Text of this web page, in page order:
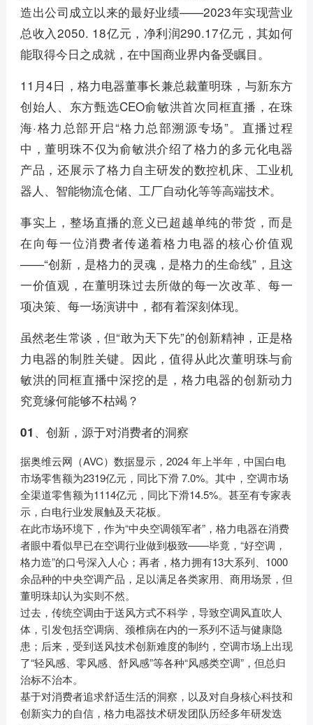
造出公司成立以来的最好业绩——2023年实现营业
总收入2050. 18亿元，净利润290.17亿元，其如何
能取得今日之成就，在中国商业界内备受瞩目。
11月4日，格力电器董事长兼总裁董明珠，与新东方
创始人、东方甄选CEO俞敏洪首次同框直播，在珠
海·格力总部开启“格力总部溯源专场”。直播过程
中，董明珠不仅为俞敏洪介绍了格力的多元化电器
产品，还展示了格力自主研发的数控机床、工业机
器人、智能物流仓储、工厂自动化等等高端技术。
事实上，整场直播的意义已超越单纯的带货，而是
在向每一位消费者传递着格力电器的核心价值观
——“创新，是格力的灵魂，是格力的生命线”，且这
一价值观，在董明珠过去所做的每一次改革、每一
项决策、每一场演讲中，都有着深刻体现。
虽然老生常谈，但“敢为天下先”的创新精神，正是格
力电器的制胜关键。因此，值得从此次董明珠与俞
敏洪的同框直播中深挖的是，格力电器的创新动力
究竟缘何能够不枯竭？
01、创新，源于对消费者的洞察
据奥维云网（AVC）数据显示，2024 年上半年，中国白电
市场零售额为2319亿元，同比下滑 7.0%。其中，空调市场
全渠道零售额为1114亿元，同比下滑14.5%。甚至有专家表
示，白电行业发展触及天花板。
在此市场环境下，作为“中央空调领军者”，格力电器在消费
者眼中看似早已在空调行业做到极致——毕竟，“好空调，
格力造”的口号深入人心；再者，格力拥有13大系列、1000
余品种的中央空调产品，足以满足各类家用、商用场景，但
董明珠却认为实则不然。
过去，传统空调由于送风方式不科学，导致空调风直吹人
体，引发包括空调病、颈椎病在内的一系列不适与健康隐
患；后来，受到送风技术创新难度的制约，空调市场上出现
了“轻风感、零风感、舒风感”等各种“风感类空调”，但总归
治标不治本。
基于对消费者追求舒适生活的洞察，以及对自身核心科技和
创新实力的自信，格力电器技术研发团队历经多年研发迭